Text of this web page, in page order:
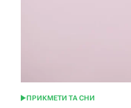
ОПУБЛІКУВАТИ
ПРИКМЕТИ ТА СНИ